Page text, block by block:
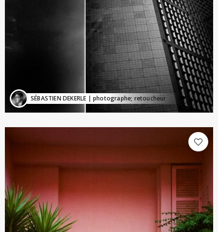
SÉBASTIEN DEKERLE | photographe; retoucheur